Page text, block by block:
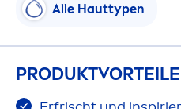
Alle Hauttypen
PRODUKTVORTEILE